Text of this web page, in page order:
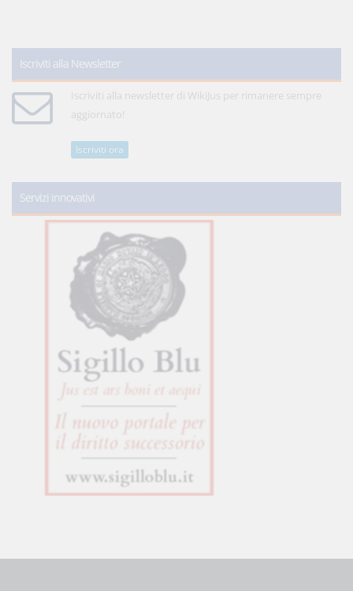
Iscriviti alla Newsletter
Iscriviti alla newsletter di WikiJus per rimanere sempre
aggiornato!
Iscriviti ora
Servizi innovativi